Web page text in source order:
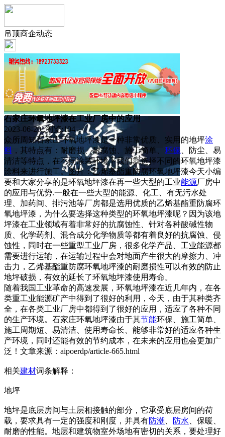
吊顶商企动态
石家庄环氧地坪漆在工业厂房中的应用
2023-06-20 浏览:104
众所周知石家庄环氧地坪漆是一种非常优质、实用的地坪涂
料 ，其特点有：耐磨损、耐腐蚀、施工简单、 环保 、防尘、易
清洁等特点，在不同涂装环境下我们就选择不同的环氧地坪漆
涂料来进行施工。图片：乙烯基酯重防腐环氧地坪漆今天小编
要和大家分享的是环氧地坪漆在再一些大型的工业能源厂房中
的应用与优势.一般在一些大型的能源、化工、有无污水处
理、加药间、排污池等厂房都是选用优质的乙烯基酯重防腐环
氧地坪漆，为什么要选择这种类型的环氧地坪漆呢？因为该地
坪漆在工业领域有着非常好的抗腐蚀性、针对各种酸碱性物
质、化学药剂、混合成分化学物质等都有着良好的抗腐蚀、侵
蚀性，同时在一些重型工业厂房，很多化学产品、工业能源都
需要进行运输，在运输过程中会对地面产生很大的摩擦力、冲
击力，乙烯基酯重防腐环氧地坪漆的耐磨损性可以有效的防止
地坪破损，有效的延长了环氧地坪漆使用寿命。
随着我国工业革命的高速发展，环氧地坪漆在近几年内，在各
类重工业能源矿产中得到了很好的利用，今天，由于其种类齐
全，在各类工业厂房中都得到了很好的应用，适应了各种不同
的生产环境。石家庄环氧地坪漆由于其节能环保、施工简单、
施工周期短、易清洁、使用寿命长、能够非常好的适应各种生
产环境，同时还能有效的节约成本，在未来的应用也会更加广
泛！文章来源：aipoerdp/article-665.html
相关建材词条解释：
地坪
地坪是底层房间与土层相接触的部分，它承受底层房间的荷
载，要求具有一定的强度和刚度，并具有防潮 防水 、保暖、
耐磨的性能。地层和建筑物室外场地有密切的关系，要处理好